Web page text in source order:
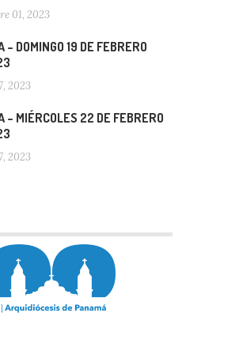
01, 2023
– DOMINGO 19 DE FEBRERO
2023
– MIÉRCOLES 22 DE FEBRERO
2023